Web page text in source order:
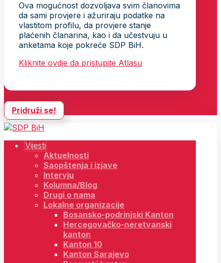
Ova mogućnost dozvoljava svim članovima
da sami provjere i ažuriraju podatke na
vlastitom profilu, da provjere stanje
plaćenih članarina, kao i da učestvuju u
anketama koje pokreće SDP BiH.
Kliknite ovdje da pristupite Atlasu
Pridruži se!
Vijesti
Aktuelnosti
Saopštenja i izjave
Intervju
Kolumna/Blog
Drugi o nama
Lokalne organizacije
Bosansko-podrinjski Kanton
Hercegovačko-neretvanski
kanton
Kanton 10
Kanton Sarajevo